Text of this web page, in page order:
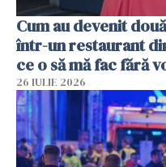
Cum au devenit
într-un restaurant
ce o să mă fac fără
26 IULIE 2026